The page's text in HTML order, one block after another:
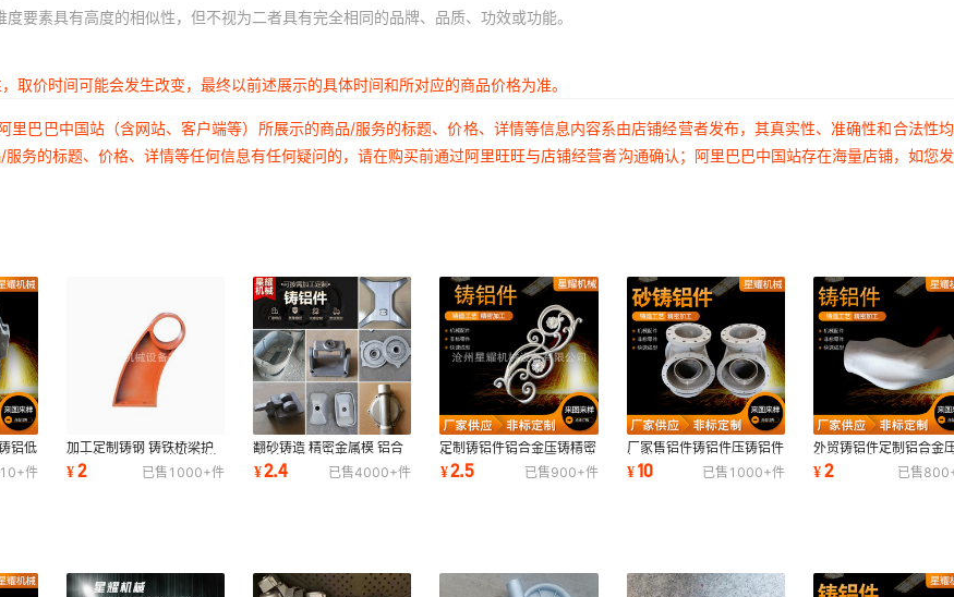
要素具有高度的相似性，但不视为二者具有完全相同的品牌、品质、功效或功能。
价时间可能会发生改变，最终以前述展示的具体时间和所对应的商品价格为准。
巴巴中国站（含网站、客户端等）所展示的商品/服务的标题、价格、详情等信息内容系由店铺经营者发布，其真实性、准确性和合法性
务的标题、价格、详情等任何信息有任何疑问的，请在购买前通过阿里旺旺与店铺经营者沟通确认；阿里巴巴中国站存在海量店铺，如您
铝低
制品
10+件
加工定制铸钢 铸铁桥梁护
栏支架 牛角支架 道路护栏
支架 护栏支座
¥2 已售 1000+件
翻砂铸造 精密金属模 铝合
金 铸铝件 砂铸铝件 CNC加
工模具设计
¥2.4 已售4000+件
定制铸铝件铝合金压铸精密
蜗壳散热片低压金属膜铸造
厂家铸铝件
¥2.5 已售900+件
厂家售铝件铸铝件压铸铝件
铝烤盘铝件铸铝件压铸铝件
铝烤盘供应
¥10 已售 1000+件
外贸铸铝件定制铝合金
翻砂铸件翻砂铸铝件翻
壳铸铁件
¥2 已售